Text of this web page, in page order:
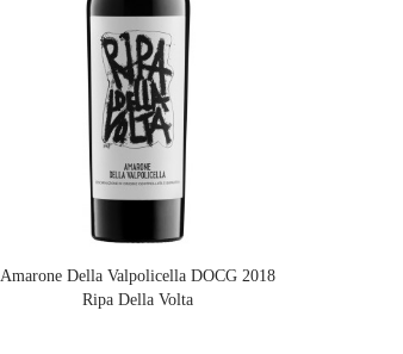
Amarone Della Valpolicella DOCG 2018
Ripa Della Volta